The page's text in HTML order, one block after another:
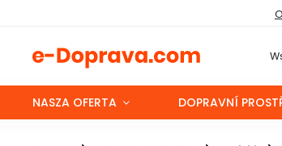
NASZA OFERTA DOPRAVNÍ